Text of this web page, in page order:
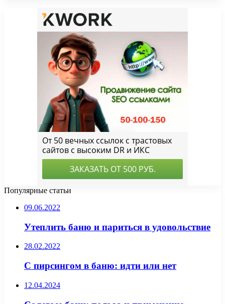
Популярные статьи
09.06.2022
Утеплить баню и париться в удовольствие
28.02.2022
С пирсингом в баню: идти или нет
12.04.2024